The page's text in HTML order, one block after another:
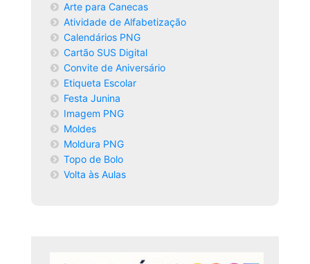
Arte para Canecas
Atividade de Alfabetização
Calendários PNG
Cartão SUS Digital
Convite de Aniversário
Etiqueta Escolar
Festa Junina
Imagem PNG
Moldes
Moldura PNG
Topo de Bolo
Volta às Aulas